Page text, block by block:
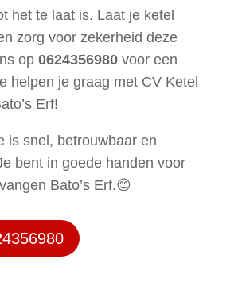
het te laat is. Laat je ketel
zorg voor zekerheid deze
op 0624356980voor een
helpen je graag met CV Ketel
Erf!
is snel, betrouwbaar en
bent in goede handen voor
Bato’s Erf.😊